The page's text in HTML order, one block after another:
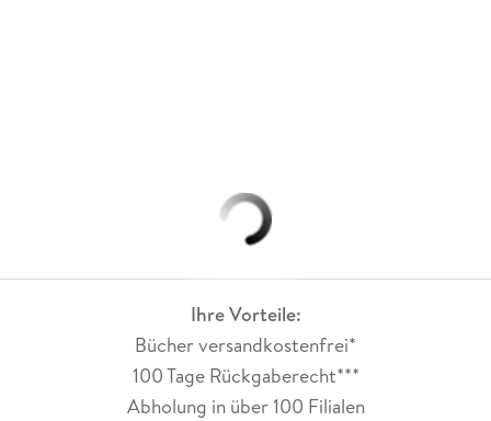
Ihre Vorteile:
Bücher versandkostenfrei*
100 Tage Rückgaberecht***
Abholung in über 100 Filialen